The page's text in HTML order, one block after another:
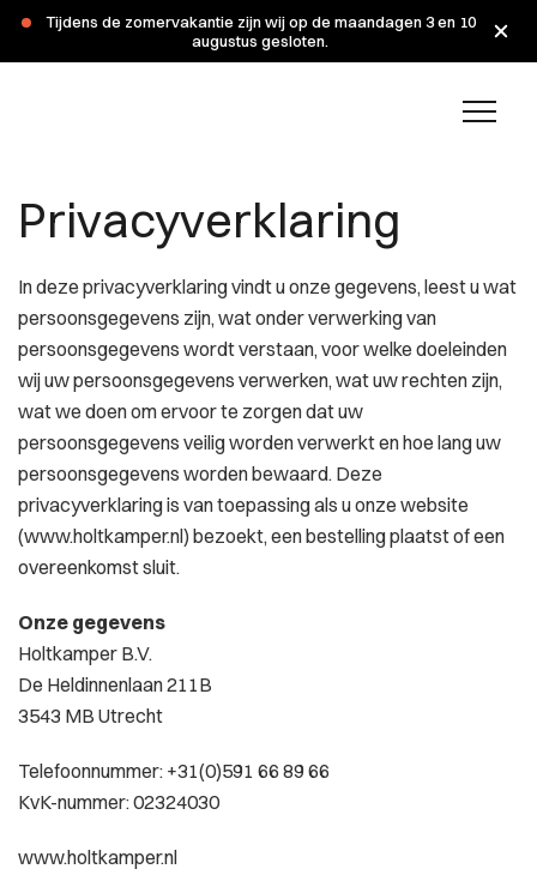
Tijdens de zomervakantie zijn wij op de maandagen 3 en 10
augustus gesloten.
Privacyverklaring
In deze privacyverklaring vindt u onze gegevens, leest u wat
persoonsgegevens zijn, wat onder verwerking van
persoonsgegevens wordt verstaan, voor welke doeleinden
wij uw persoonsgegevens verwerken, wat uw rechten zijn,
wat we doen om ervoor te zorgen dat uw
persoonsgegevens veilig worden verwerkt en hoe lang uw
persoonsgegevens worden bewaard. Deze
privacyverklaring is van toepassing als u onze website
(www.holtkamper.nl) bezoekt, een bestelling plaatst of een
overeenkomst sluit.
Onze gegevens
Holtkamper B.V.
De Heldinnenlaan 211B
3543 MB Utrecht
Telefoonnummer: +31(0)591 66 89 66
KvK-nummer: 02324030
www.holtkamper.nl